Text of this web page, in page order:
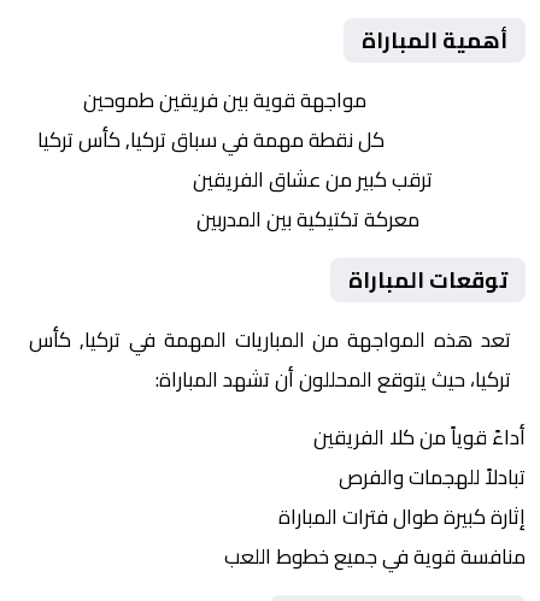
أهمية المباراة
مواجهة قوية بين فريقين طموحين
كل نقطة مهمة في سباق تركيا, كأس تركيا
ترقب كبير من عشاق الفريقين
معركة تكتيكية بين المدربين
توقعات المباراة
تعد هذه المواجهة من المباريات المهمة في تركيا, كأس
تركيا، حيث يتوقع المحللون أن تشهد المباراة:
أداءً قوياً من كلا الفريقين
تبادلاً للهجمات والفرص
إثارة كبيرة طوال فترات المباراة
منافسة قوية في جميع خطوط اللعب